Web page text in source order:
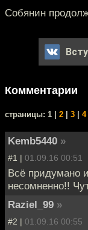
Собянин
Комментарии
cтраницы: 1 | 2 3 4
Kemb5440 »
#1 | 01.09.16 00:51
Всё придумано
несомненно!!
Raziel_99 »
#2 | 01.09.16 00:55